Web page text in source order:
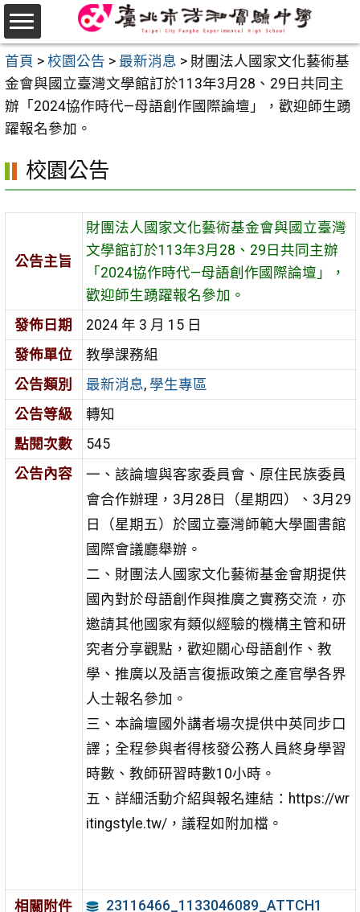
跳
至
主
要
內
容
首頁 > 校園公告 > 最新消息 > 財團法人國家文化藝術基
金會與國立臺灣文學館訂於113年3月28、29日共同主
辦「2024協作時代—母語創作國際論壇」，歡迎師生踴
躍報名參加。
校園公告
公告主旨
財團法人國家文化藝術基金會與國立臺灣
文學館訂於113年3月28、29日共同主辦
「2024協作時代—母語創作國際論壇」，
歡迎師生踴躍報名參加。
發佈日期
2024 年 3 月 15 日
發佈單位
教學課務組
公告類別
最新消息, 學生專區
公告等級
轉知
點閱次數
545
公告內容
一、該論壇與客家委員會、原住民族委員
會合作辦理，3月28日（星期四）、3月29
日（星期五）於國立臺灣師範大學圖書館
國際會議廳舉辦。
二、財團法人國家文化藝術基金會期提供
國內對於母語創作與推廣之實務交流，亦
邀請其他國家有類似經驗的機構主管和研
究者分享觀點，歡迎關心母語創作、教
學、推廣以及語言復振政策之產官學各界
人士報名參加。
三、本論壇國外講者場次提供中英同步口
譯；全程參與者得核發公務人員終身學習
時數、教師研習時數10小時。
五、詳細活動介紹與報名連結：https://wr
itingstyle.tw/，議程如附加檔。
相關附件 23116466_1133046089_ATTCH1
選
單